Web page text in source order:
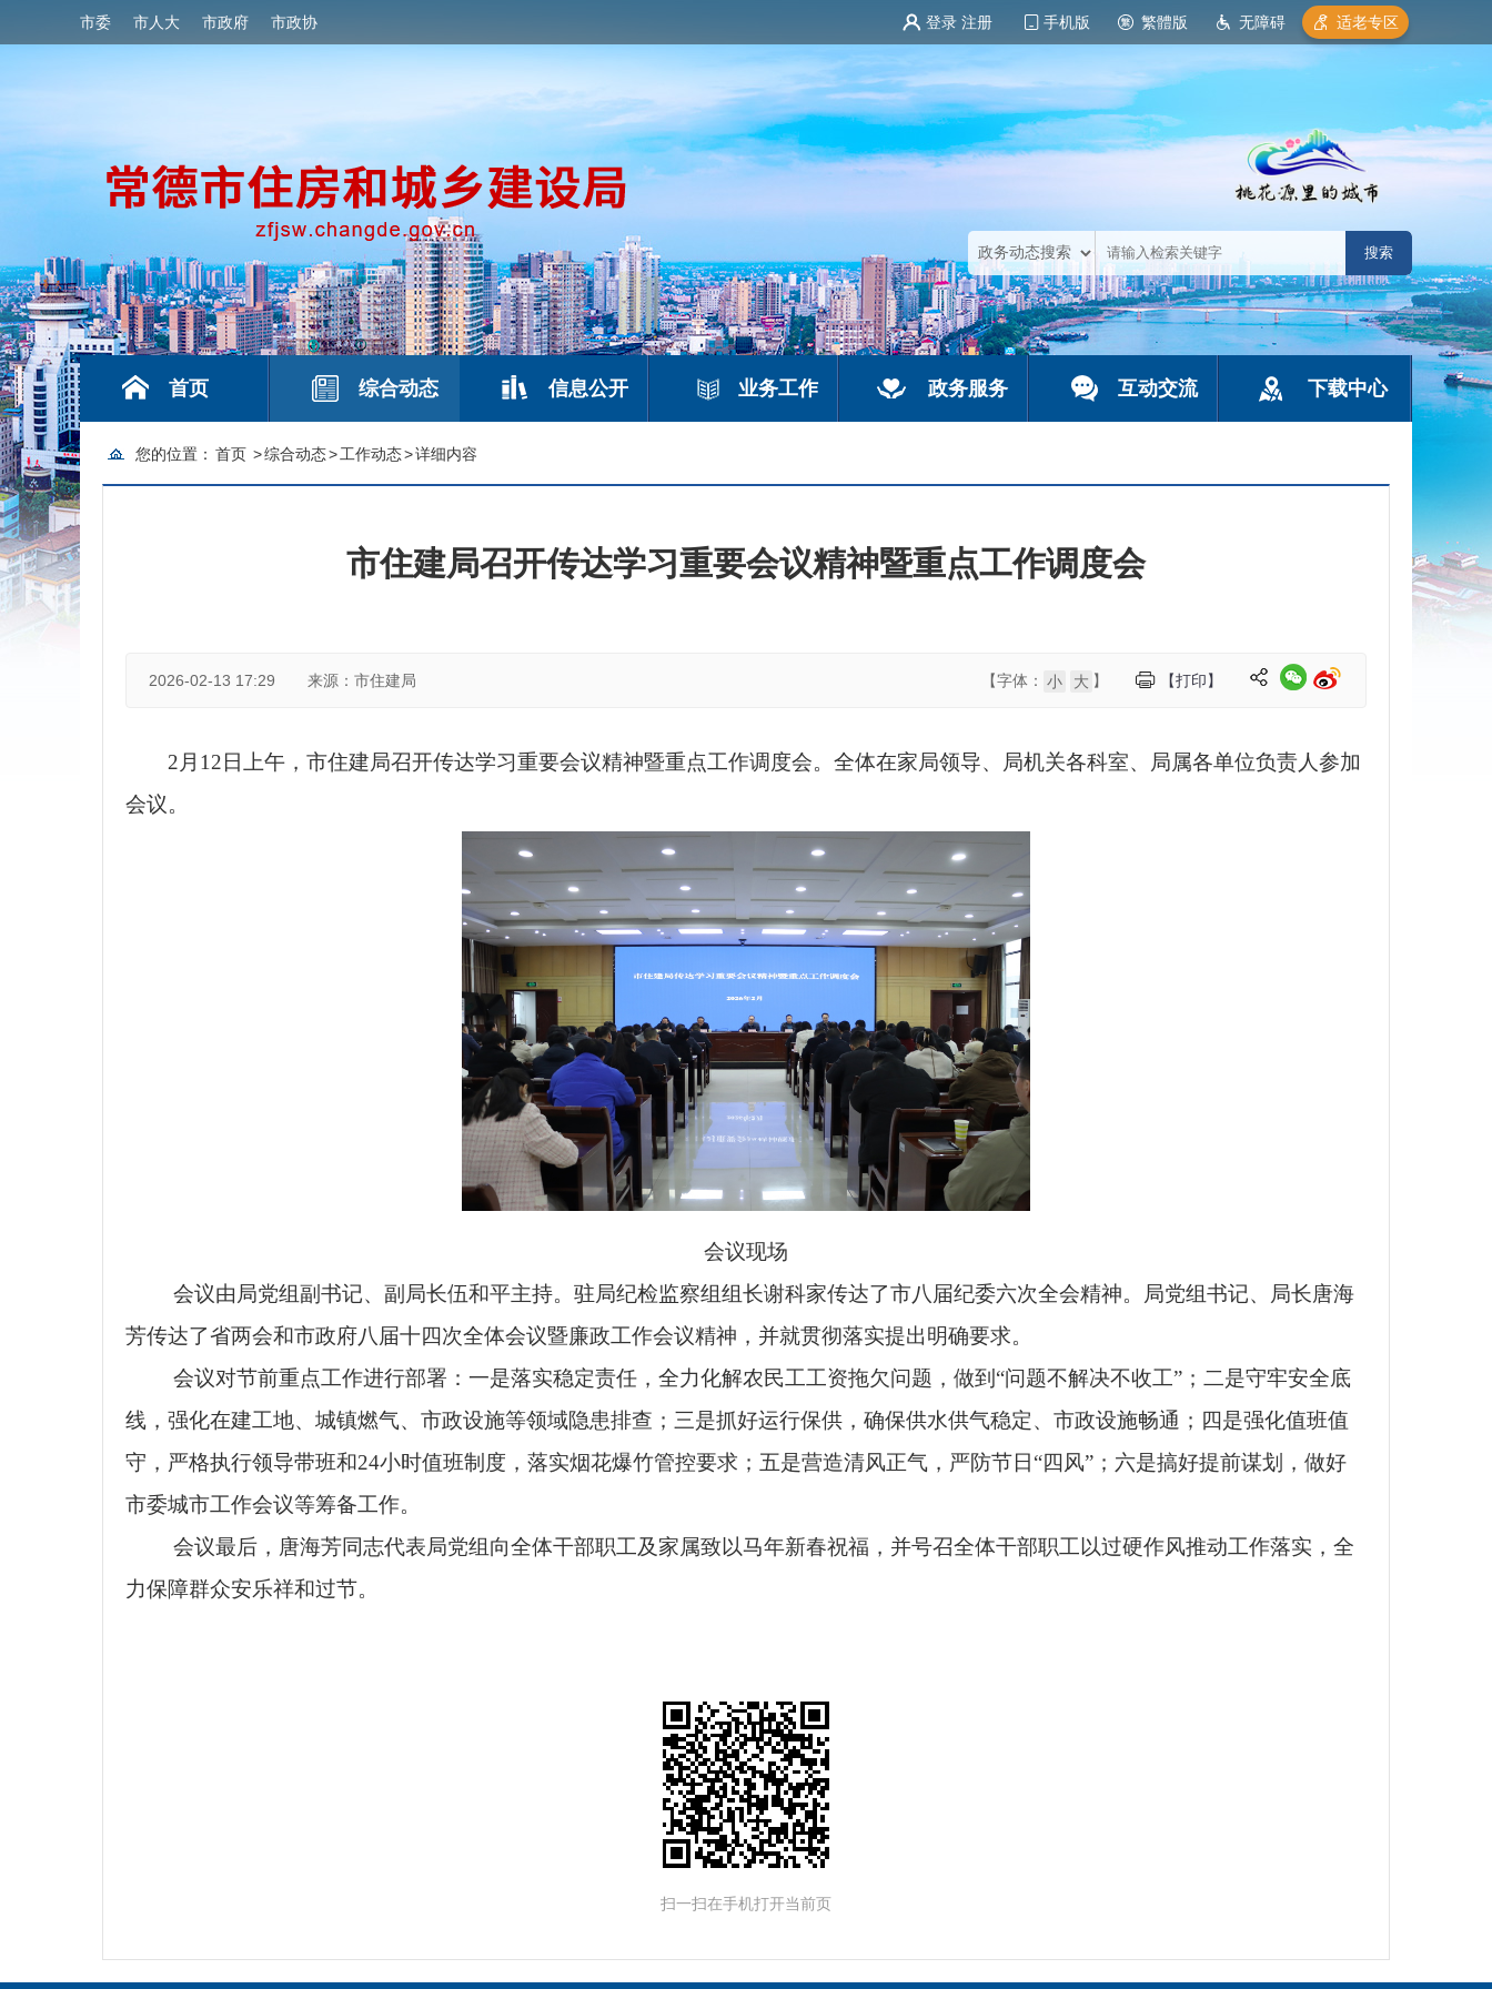
市委 市人大 市政府 市政协 登录 注册 手机版 繁體版 无障碍 适老专区
首页 综合动态 信息公开 业务工作 政务服务 互动交流 下载中心
您的位置： 首页 >综合动态>工作动态>详细内容
市住建局召开传达学习重要会议精神暨重点工作调度会
2026-02-13 17:29 来源：市住建局 【打印】
【字体： 小 大 】
2月12日上午，市住建局召开传达学习重要会议精神暨重点工作调度会。全体在家局领导、局机关各科室、局属各单位负责人参加
会议。
会议现场
会议由局党组副书记、副局长伍和平主持。驻局纪检监察组组长谢科家传达了市八届纪委六次全会精神。局党组书记、局长唐海
芳传达了省两会和市政府八届十四次全体会议暨廉政工作会议精神，并就贯彻落实提出明确要求。
会议对节前重点工作进行部署：一是落实稳定责任，全力化解农民工工资拖欠问题，做到“问题不解决不收工”；二是守牢安全底
线，强化在建工地、城镇燃气、市政设施等领域隐患排查；三是抓好运行保供，确保供水供气稳定、市政设施畅通；四是强化值班值
守，严格执行领导带班和24小时值班制度，落实烟花爆竹管控要求；五是营造清风正气，严防节日“四风”；六是搞好提前谋划，做好
市委城市工作会议等筹备工作。
会议最后，唐海芳同志代表局党组向全体干部职工及家属致以马年新春祝福，并号召全体干部职工以过硬作风推动工作落实，全
力保障群众安乐祥和过节。
扫一扫在手机打开当前页